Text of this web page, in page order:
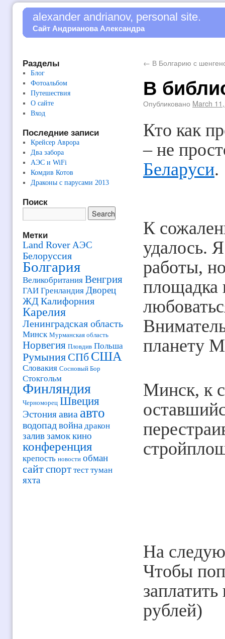
alexander andrianov, personal site.
Сайт Андрианова Александра
Разделы
Блог
Фотоальбом
Путешествия
О сайте
Вход
Последние записи
Крейсер Аврора
Два забора
АЭС и WiFi
Комдив Котов
Драконы с парусами 2013
Поиск
Метки
Land Rover АЭС
Белоруссия
Болгария
Великобритания Венгрия
ГАИ Гренландия Дворец
ЖД Калифорния
Карелия
Ленинградская область
Минск Мурманская область
Норвегия Пловдив Польша
Румыния СПб США
Словакия Сосновый Бор
Стокгольм
Финляндия
Черноморец Швеция
Эстонияавиа авто
водопадвойна дракон
залив замоккино
конференция
крепость новости обман
сайтспорт тест туман
яхта
← В Болгарию с
В
Опубликовано March
Кто как
– не
Беларуси.
К
удалось.
работы,
площадка
планету
Минск, к
На
Чтобы
рублей)